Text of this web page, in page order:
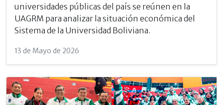
universidades públicas del país se reúnen en la
UAGRM para analizar la situación económica del
Sistema de la Universidad Boliviana.
13 de Mayo de 2026